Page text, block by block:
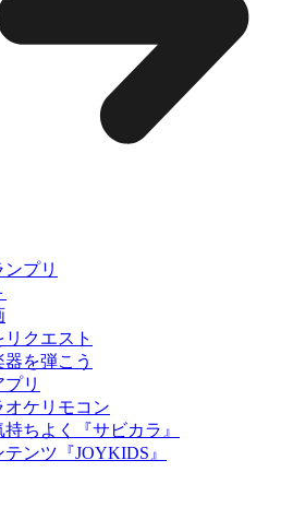
プリ
クエスト
を弾こう
リ
オケリモコン
ちよく『サビカラ』
ンツ『JOYKIDS』